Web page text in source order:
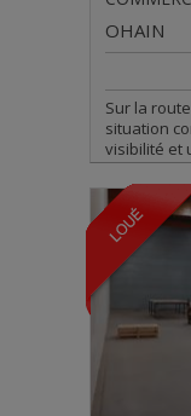
OHAIN
Sur la
situation
visibilité et